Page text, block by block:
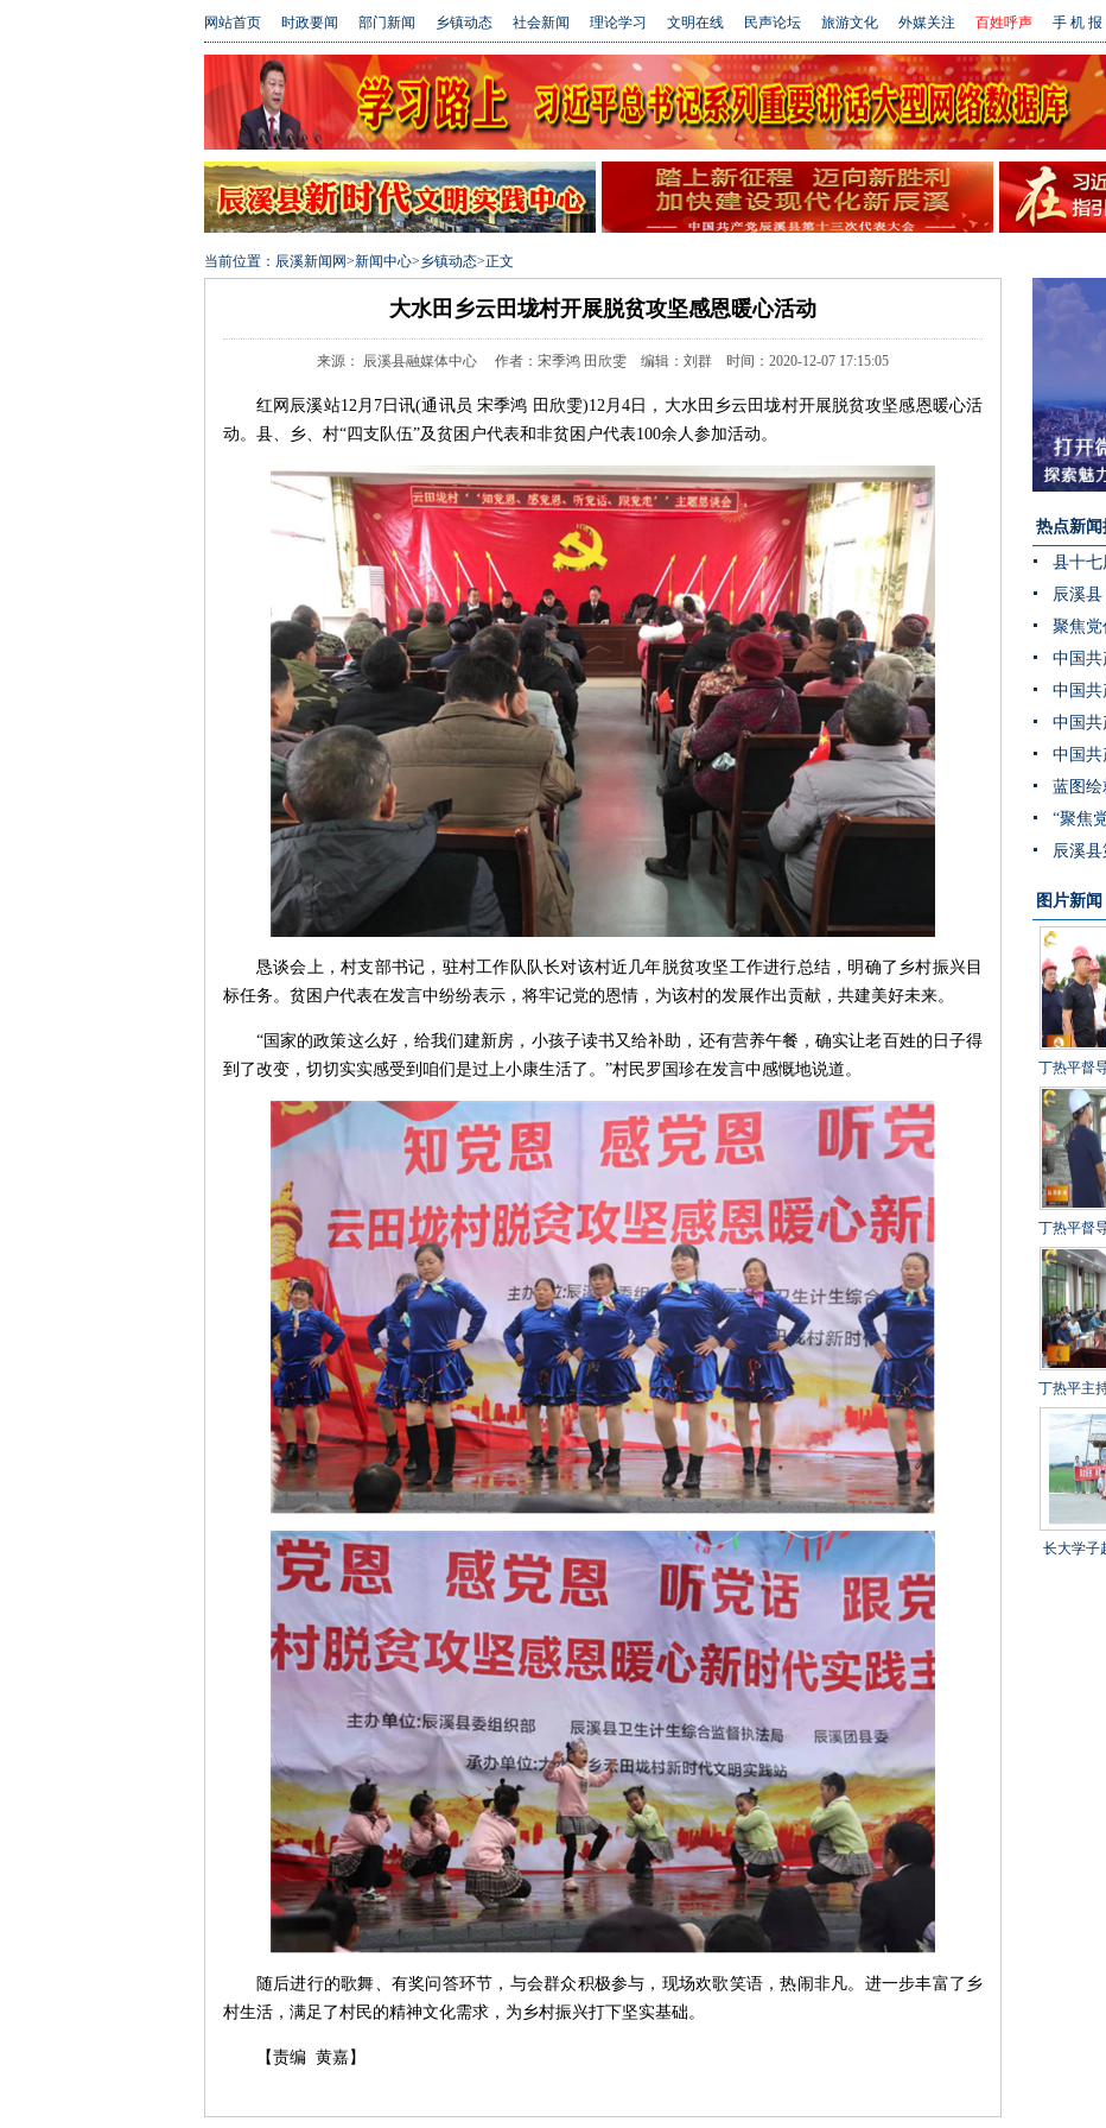
网站首页 时政要闻 部门新闻 乡镇动态 社会新闻 理论学习 文明在线 民声论坛 旅游文化 外媒关注 百姓呼声 手 机 报
当前位置： 辰溪新闻网>新闻中心> 乡镇动态>正文
大水田乡云田垅村开展脱贫攻坚感恩暖心活动
来源： 辰溪县融媒体中心 作者：宋季鸿 田欣雯 编辑：刘群 时间：2020-12-07 17:15:05
红网辰溪站12月7日讯(通讯员 宋季鸿 田欣雯)12月4日，大水田乡云田垅村开展脱贫攻坚感恩暖心活
动。县、乡、村“四支队伍”及贫困户代表和非贫困户代表100余人参加活动。
恳谈会上，村支部书记，驻村工作队队长对该村近几年脱贫攻坚工作进行总结， 明确了 乡村振兴目
标任务。贫困户代表在发言中纷纷表示，将牢记党的恩情， 为该村的发展作出贡献，共建美好未来。
“国家的政策这么好，给我们建新房，小孩子读书又给补助，还有营养午餐，确实让老百姓的日子得
到了改变，切切实实感受到咱们是过上小康生活了。”村民罗国珍在发言中感慨地说道。
随后进行的歌舞、有奖问答环节，与会群众积极参与，现场欢歌笑语，热闹非凡。进一步丰富了乡
村生活，满足了村民的精神文化需求，为乡村振兴打下坚实基础。
【责编 黄嘉】
热点新闻
县十七
辰溪
图片新闻
丁热平督
建设工作
冲刺 守
得起检验
丁热平督
设工作时
百年兵工
丁热平主
目建设调
地怀
长大学子